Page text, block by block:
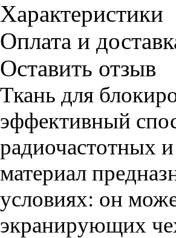
Характеристики
Оплата и
Оставить отзыв
Ткань для
эффективный
радиочастотных
материал
условиях: он
экранирующих